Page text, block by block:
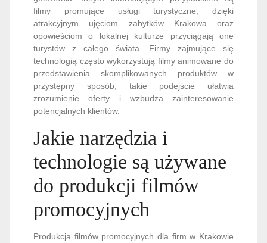
filmy promujące usługi turystyczne; dzięki
atrakcyjnym ujęciom zabytków Krakowa oraz
opowieściom o lokalnej kulturze przyciągają one
turystów z całego świata. Firmy zajmujące się
technologią często wykorzystują filmy animowane do
przedstawienia skomplikowanych produktów w
przystępny sposób; takie podejście ułatwia
zrozumienie oferty i wzbudza zainteresowanie
potencjalnych klientów.
Jakie narzędzia i
technologie są używane
do produkcji filmów
promocyjnych
Produkcja filmów promocyjnych dla firm w Krakowie